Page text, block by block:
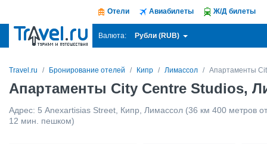
Отели Авиабилеты Ж/Д билеты
Валюта: Рубли (RUB)
Travel.ru Бронирование отелей Кипр Лимассол Апартаменты
Апартаменты City Centre Studios,
Адрес: 5 Anexartisias Street Кипр Лимассол (36 км 400 метров
12 мин. пешком)